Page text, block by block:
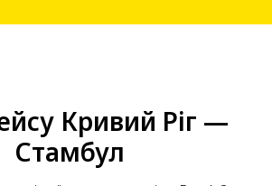
Кривий Ріг —
Стамбул